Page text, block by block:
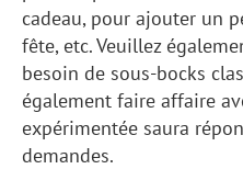
cadeau, pour ajouter un
fête, etc. Veuillez
besoin de sous-bocks
également faire affaire
expérimentée saura
demandes.